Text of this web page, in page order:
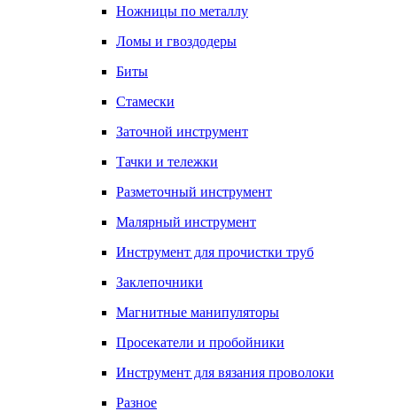
Ножницы по металлу
Ломы и гвоздодеры
Биты
Стамески
Заточной инструмент
Тачки и тележки
Разметочный инструмент
Малярный инструмент
Инструмент для прочистки труб
Заклепочники
Магнитные манипуляторы
Просекатели и пробойники
Инструмент для вязания проволоки
Разное